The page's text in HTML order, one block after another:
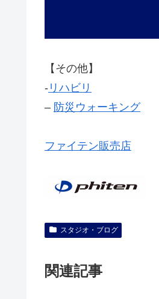
【その他】
‐ リハビリ
– 防災ウォーキング
ファイテン販売店
スタジオ・ブログ
関連記事